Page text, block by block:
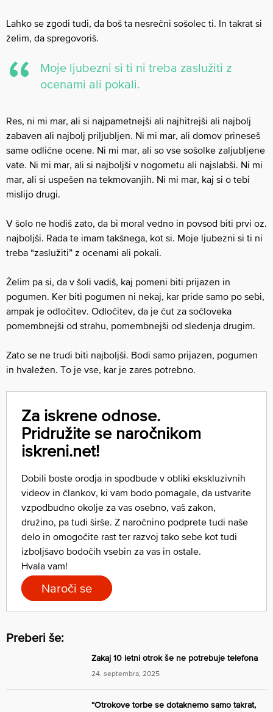
Lahko se zgodi tudi, da boš ta nesrečni sošolec ti. In takrat si
želim, da spregovoriš.
Moje ljubezni si ti ni treba zaslužiti z
ocenami ali pokali.
Res, ni mi mar, ali si najpametnejši ali najhitrejši ali najbolj
zabaven ali najbolj priljubljen. Ni mi mar, ali domov prineseš
same odlične ocene. Ni mi mar, ali so vse sošolke zaljubljene
vate. Ni mi mar, ali si najboljši v nogometu ali najslabši. Ni mi
mar, ali si uspešen na tekmovanjih. Ni mi mar, kaj si o tebi
mislijo drugi.
V šolo ne hodiš zato, da bi moral vedno in povsod biti prvi oz.
najboljši. Rada te imam takšnega, kot si. Moje ljubezni si ti ni
treba “zaslužiti” z ocenami ali pokali.
Želim pa si, da v šoli vadiš, kaj pomeni biti prijazen in
pogumen. Ker biti pogumen ni nekaj, kar pride samo po sebi,
ampak je odločitev. Odločitev, da je čut za sočloveka
pomembnejši od strahu, pomembnejši od sledenja drugim.
Zato se ne trudi biti najboljši. Bodi samo prijazen, pogumen
in hvaležen. To je vse, kar je zares potrebno.
Za iskrene odnose.
Pridružite se naročnikom
iskreni.net!
Dobili boste orodja in spodbude v obliki ekskluzivnih
videov in člankov, ki vam bodo pomagale, da ustvarite
vzpodbudno okolje za vas osebno, vaš zakon,
družino, pa tudi širše. Z naročnino podprete tudi naše
delo in omogočite rast ter razvoj tako sebe kot tudi
izboljšavo bodočih vsebin za vas in ostale.
Hvala vam!
Naroči se
Preberi še:
Zakaj 10 letni otrok še ne potrebuje telefona
24. septembra, 2025
“Otrokove torbe se dotaknemo samo takrat,